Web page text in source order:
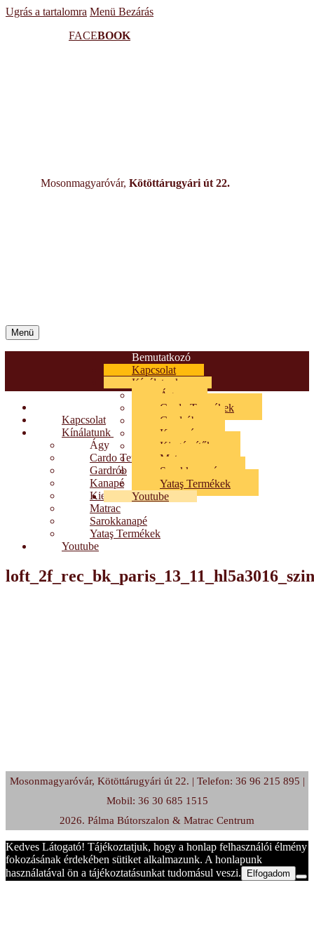
Ugrás a tartalomra Menü Bezárás
FACEBOOK
Mosonmagyaróvár, Kötöttárugyári út 22.
Menü
Bemutatkozó
Kapcsolat
Kínálatunk
Ágy
Cardo Termékek
Gardrób
Kanapé
Kiegészítők
Matrac
Sarokkanapé
Yataş Termékek
Youtube
Bemutatkozó
Kapcsolat
Kínálatunk
Ágy
Cardo Termékek
Gardrób
Kanapé
Kiegészítők
Matrac
Sarokkanapé
Yataş Termékek
Youtube
Mosonmagyaróvár, Kötöttárugyári út 22. | Telefon: 36 96 215 895 |
Mobil: 36 30 685 1515
2026. Pálma Bútorszalon & Matrac Centrum
Kedves Látogató! Tájékoztatjuk, hogy a honlap felhasználói élmény
fokozásának érdekében sütiket alkalmazunk. A honlapunk
használatával ön a tájékoztatásunkat tudomásul veszi.
Elfogadom